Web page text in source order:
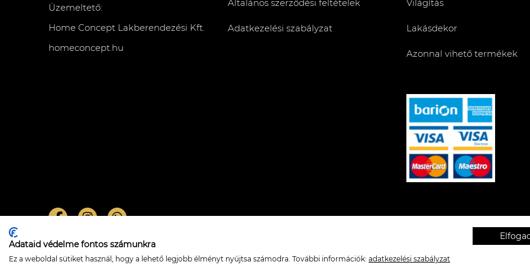
Jaylee asztali lámpa – black/white
Üzemeltető:
Home Concept Lakberendezési Kft.
homeconcept.hu
Általános szerződési feltételek
Adatkezelési szabályzat
Világítás
Lakásdekor
Azonnal vihető termékek
Adataid védelme fontos számunkra
Ez a weboldal sütiket használ, hogy a lehető legjobb élményt nyújtsa számodra. További információk: adatkezelési szabályzat